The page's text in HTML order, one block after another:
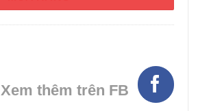
Xem thêm trên FB